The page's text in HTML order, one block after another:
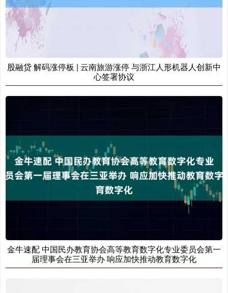
股融贷 解码涨停板 | 云南旅游涨停 与浙江人形机器人创新中
心签署协议
金牛速配 中国民办教育协会高等教育数字化专业委员会第一
届理事会在三亚举办 响应加快推动教育数字化